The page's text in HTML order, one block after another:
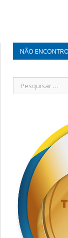
NÃO